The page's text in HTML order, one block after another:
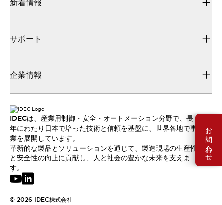
お問い合わせ
新着情報
サポート
企業情報
IDECは、産業用制御・安全・オートメーション分野で、長
年にわたり日本で培った技術と信頼を基盤に、世界各地で事
業を展開しています。
革新的な製品とソリューションを通じて、製造現場の生産性
と安全性の向上に貢献し、人と社会の豊かな未来を支えま
す。
© 2026 IDEC株式会社